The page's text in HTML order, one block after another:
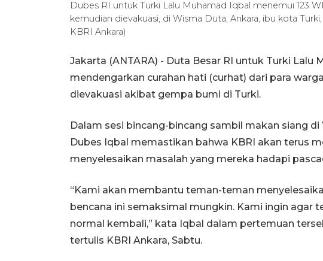
Dubes RI untuk Turki Lalu Muhamad Iqbal menemui 123
kemudian dievakuasi, di Wisma Duta, Ankara, ibu kota
KBRI Ankara)
Jakarta (ANTARA) - Duta Besar RI untuk Turki Lalu
mendengarkan curahan hati (curhat) dari para
dievakuasi akibat gempa bumi di Turki.
Dalam sesi bincang-bincang sambil makan siang di
Dubes Iqbal memastikan bahwa KBRI akan terus
menyelesaikan masalah yang mereka hadapi
“Kami akan membantu teman-teman
bencana ini semaksimal mungkin. Kami ingin agar
normal kembali,” kata Iqbal dalam pertemuan
tertulis KBRI Ankara, Sabtu.